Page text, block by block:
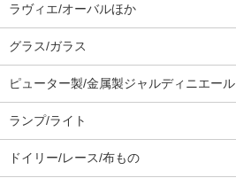
ラヴィエ/オーバルほか
グラス/ガラス
ピューター製/金属製ジャルディニエール
ランプ/ライト
ドイリー/レース/布もの